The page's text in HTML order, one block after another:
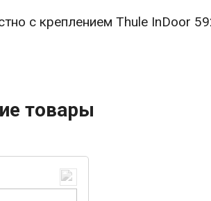
с креплением Thule InDoor
товары